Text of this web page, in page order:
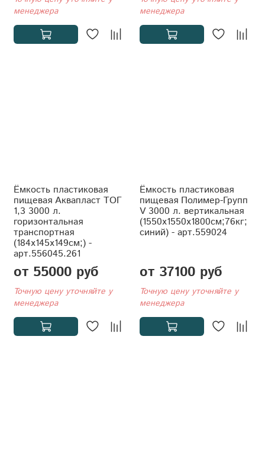
менеджера
менеджера
Ёмкость пластиковая
пищевая Аквапласт ТОГ
1,3 3000 л.
горизонтальная
транспортная
(184x145x149см;) -
арт.556045.261
от 55000 руб
Точную цену уточняйте у
менеджера
Ёмкость пластиковая
пищевая Полимер-Групп
V 3000 л. вертикальная
(1550x1550x1800см;76кг;
синий) - арт.559024
от 37100 руб
Точную цену уточняйте у
менеджера